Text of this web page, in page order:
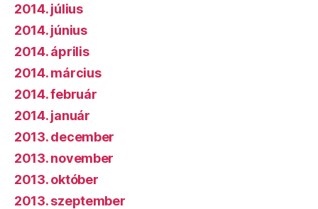
2014. július
2014. június
2014. április
2014. március
2014. február
2014. január
2013. december
2013. november
2013. október
2013. szeptember